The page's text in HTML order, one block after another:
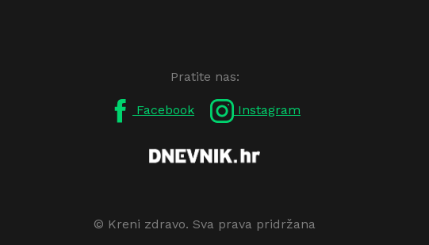
Pratite nas:
Facebook Instagram
© Kreni zdravo. Sva prava pridržana